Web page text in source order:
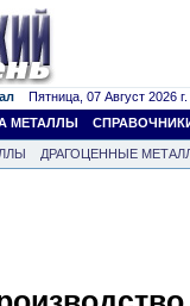
Пятница, 07 Август 2026 г.
МЕТАЛЛЫ
ДРАГОЦЕННЫЕ